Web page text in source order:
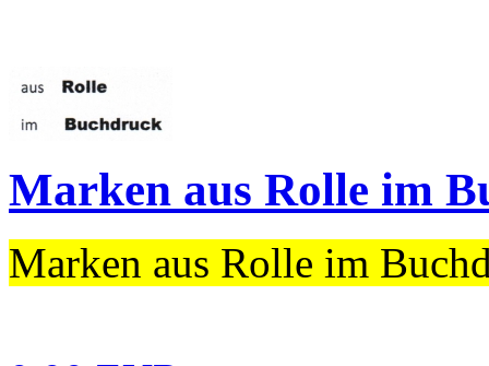
Marken aus Rolle im
Marken aus Rolle im